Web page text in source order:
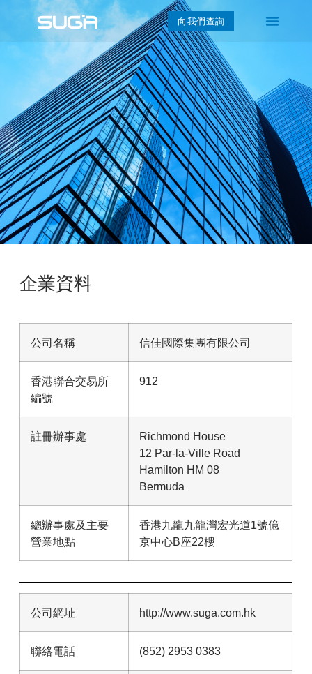
向我們查詢
企業資料
公司名稱 信佳國際集團有限公司
香港聯合交易所
編號
912
註冊辦事處
Richmond House
12 Par-la-Ville Road
Hamilton HM 08
Bermuda
總辦事處及主要
營業地點
香港九龍九龍灣宏光道1號億
京中心B座22樓
公司網址 http://www.suga.com.hk
聯絡電話 (852) 2953 0383